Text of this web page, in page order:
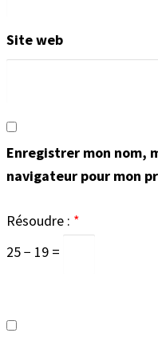
Site web
Enregistrer mon nom,
navigateur pour mon
Résoudre : *
25 − 19 =